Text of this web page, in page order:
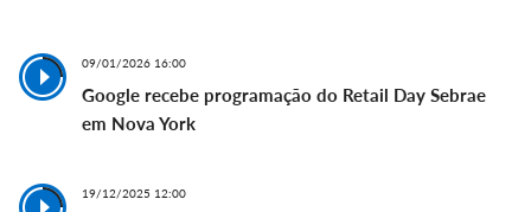
09/01/2026 16:00
Google recebe programação do Retail Day Sebrae
em Nova York
19/12/2025 12:00